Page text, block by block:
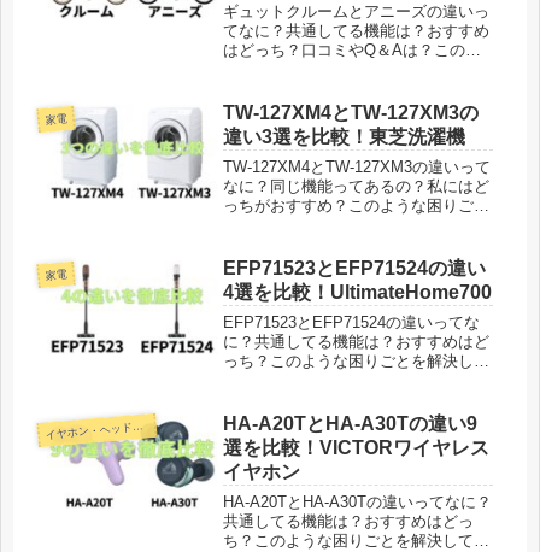
ギュットクルームとアニーズの違いっ
てなに？共通してる機能は？おすすめ
はどっち？口コミやQ＆Aは？このよ
クルームとアニーズシリーズが人気と
なり種類も増えてきました。そこで気
に...
家電
TW-127XM4とTW-127XM3の
違い3選を比較！東芝洗濯機
TW-127XM4とTW-127XM3の違いって
なに？同じ機能ってあるの？私にはど
っちがおすすめ？このような困りごと
2024年10月1日に発売となり、TW-
127XM...
家電
EFP71523とEFP71524の違い
4選を比較！UltimateHome700
EFP71523とEFP71524の違いってな
に？共通してる機能は？おすすめはど
っち？このような困りごとを解決して
ィッククリーナー「EFP71523」が
2024年2月...
イ
ヤホン・ヘッドホン
HA-A20TとHA-A30Tの違い9
選を比較！VICTORワイヤレス
イヤホン
HA-A20TとHA-A30Tの違いってなに？
共通してる機能は？おすすめはどっ
ち？このような困りごとを解決してい